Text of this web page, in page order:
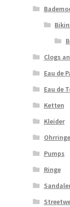
Clogs
Eau de
Eau de
Ketten
Kleider
Ohrringe
Pumps
Ringe